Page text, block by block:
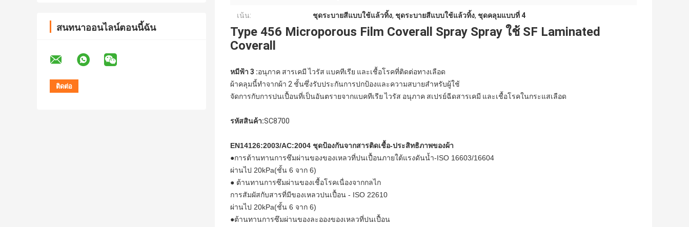
สนทนาออนไลน์ตอนนี้ฉัน
เน้น: ชุดระบายสีแบบใช้แล้วทิ้ง, ชุดระบายสีแบบใช้แล้วทิ้ง, ชุดคลุมแบบที่ 4
Type 456 Microporous Film Coverall Spray Spray ใช้ SF Laminated
Coverall
หมีฟ้า 3 :อนุภาค สารเคมี ไวรัส แบคทีเรีย และเชื้อโรคที่ติดต่อทางเลือด
ผ้าคลุมนี้ทำจากผ้า 2 ชั้นซึ่งรับประกันการปกป้องและความสบายสำหรับผู้ใช้
จัดการกับการปนเปื้อนที่เป็นอันตรายจากแบคทีเรีย ไวรัส อนุภาค สเปรย์ฉีดสารเคมี และเชื้อโรคในกระแสเลือด
รหัสสินค้า:SC8700
EN14126:2003/AC:2004 ชุดป้องกันจากสารติดเชื้อ-ประสิทธิภาพของผ้า
●การต้านทานการซึมผ่านของของเหลวที่ปนเปื้อนภายใต้แรงดันน้ำ-ISO 16603/16604
ผ่านไป 20kPa(ชั้น 6 จาก 6)
● ต้านทานการซึมผ่านของเชื้อโรคเนื่องจากกลไก
การสัมผัสกับสารที่มีของเหลวปนเปื้อน - ISO 22610
ผ่านไป 20kPa(ชั้น 6 จาก 6)
●ต้านทานการซึมผ่านของละอองของเหลวที่ปนเปื้อน